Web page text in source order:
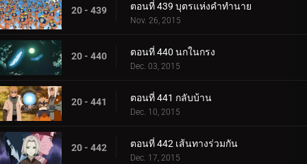
20 - 439 ตอนที่ 439 บุตรแห่งคำทำนาย
Nov. 26, 2015
20 - 440 ตอนที่ 440 นกในกรง
Dec. 03, 2015
20 - 441 ตอนที่ 441 กลับบ้าน
Dec. 10, 2015
20 - 442 ตอนที่ 442 เส้นทางร่วมกัน
Dec. 17, 2015